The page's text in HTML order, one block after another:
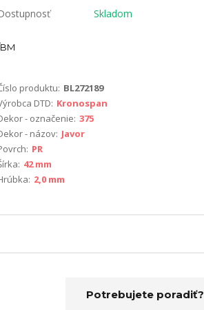
Skladom
BM
produktu: BL272189
DTD: Kronospan
- označenie: 375
- názov: Javor
PR
42 mm
2,0 mm
Potrebujete poradiť?